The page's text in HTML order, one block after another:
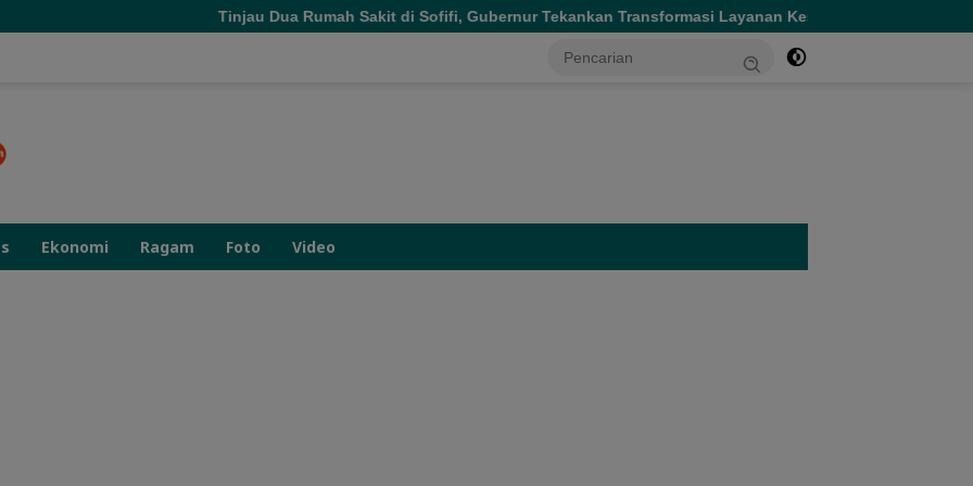
Tinjau Dua Rumah Sakit di Sofifi, Gubernur Tekankan Transformasi Layanan Kesehatan
Ekonomi Ragam Foto Video